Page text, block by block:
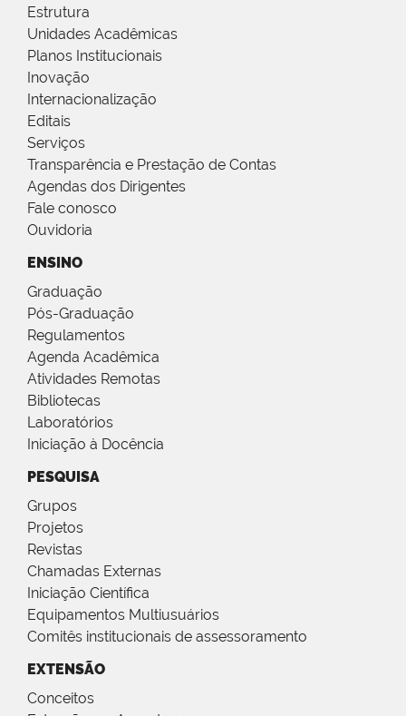
Estrutura
Unidades Acadêmicas
Planos Institucionais
Inovação
Internacionalização
Editais
Serviços
Transparência e Prestação de Contas
Agendas dos Dirigentes
Fale conosco
Ouvidoria
ENSINO
Graduação
Pós-Graduação
Regulamentos
Agenda Acadêmica
Atividades Remotas
Bibliotecas
Laboratórios
Iniciação à Docência
PESQUISA
Grupos
Projetos
Revistas
Chamadas Externas
Iniciação Científica
Equipamentos Multiusuários
Comitês institucionais de assessoramento
EXTENSÃO
Conceitos